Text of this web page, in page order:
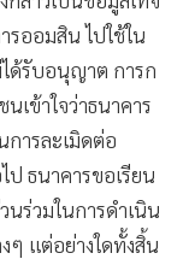
รออมสิน ไปใช้ใน
ด้รับอนุญาต การก
เข้าใจว่าธนาคาร
ารละเมิดต่อ
ป ธนาคารขอเรียน
นร่วมในการดำเนิน
ๆ แต่อย่างใดทั้งสิ้น